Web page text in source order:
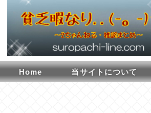
Home 当サイトについて